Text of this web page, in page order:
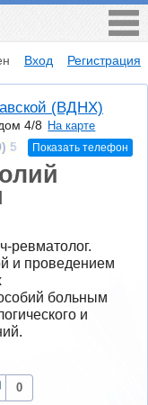
Вход Регистрация
(ВДНХ)
4/8 На карте
5 Показать телефон
ревматолог.
и проведением
больным
и
0